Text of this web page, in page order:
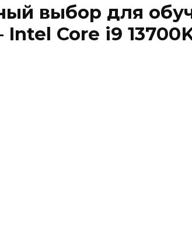
выбор для
Intel Core i9